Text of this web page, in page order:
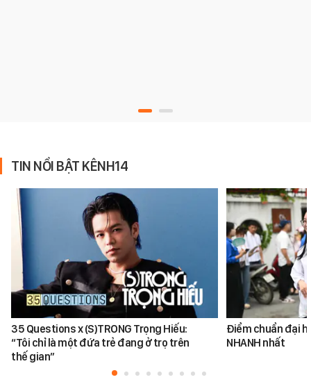
TIN NỔI BẬT KÊNH14
35 Questions x (S)TRONG Trọng Hiếu:
“Tôi chỉ là một đứa trẻ đang ở trọ trên
thế gian”
Điểm chuẩn đại
NHANH nhất